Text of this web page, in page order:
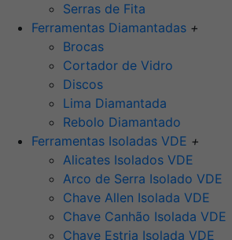
Serras de Fita
Ferramentas Diamantadas +
Brocas
Cortador de Vidro
Discos
Lima Diamantada
Rebolo Diamantado
Ferramentas Isoladas VDE +
Alicates Isolados VDE
Arco de Serra Isolado VDE
Chave Allen Isolada VDE
Chave Canhão Isolada VDE
Chave Estria Isolada VDE